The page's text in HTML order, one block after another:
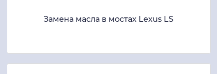
Замена масла в мостах Lexus LS